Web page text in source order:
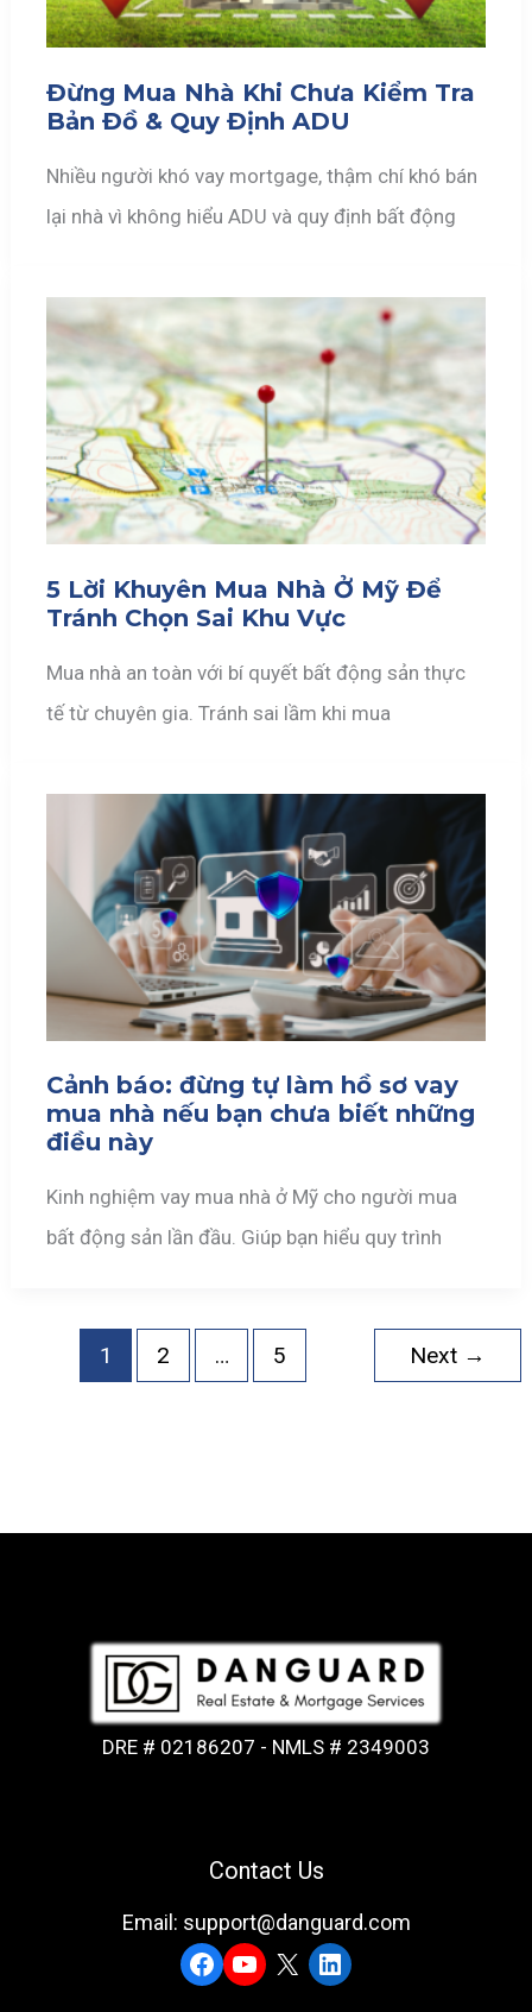
Đừng Mua Nhà Khi Chưa Kiểm Tra
Bản Đồ & Quy Định ADU
Nhiều người khó vay mortgage, thậm chí khó bán
lại nhà vì không hiểu ADU và quy định bất động
5 Lời Khuyên Mua Nhà Ở Mỹ Để
Tránh Chọn Sai Khu Vực
Mua nhà an toàn với bí quyết bất động sản thực
tế từ chuyên gia. Tránh sai lầm khi mua
Cảnh báo: đừng tự làm hồ sơ vay
mua nhà nếu bạn chưa biết những
điều này
Kinh nghiệm vay mua nhà ở Mỹ cho người mua
bất động sản lần đầu. Giúp bạn hiểu quy trình
1 2 … 5 Next →
DRE # 02186207 - NMLS # 2349003
Contact Us
Email: support@danguard.com
Facebook
YouTubeLinkedIn